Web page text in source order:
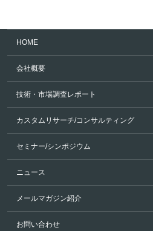
HOME
会社概要
技術・市場調査レポート
カスタムリサーチ/コンサルティング
セミナー/シンポジウム
ニュース
メールマガジン紹介
お問い合わせ